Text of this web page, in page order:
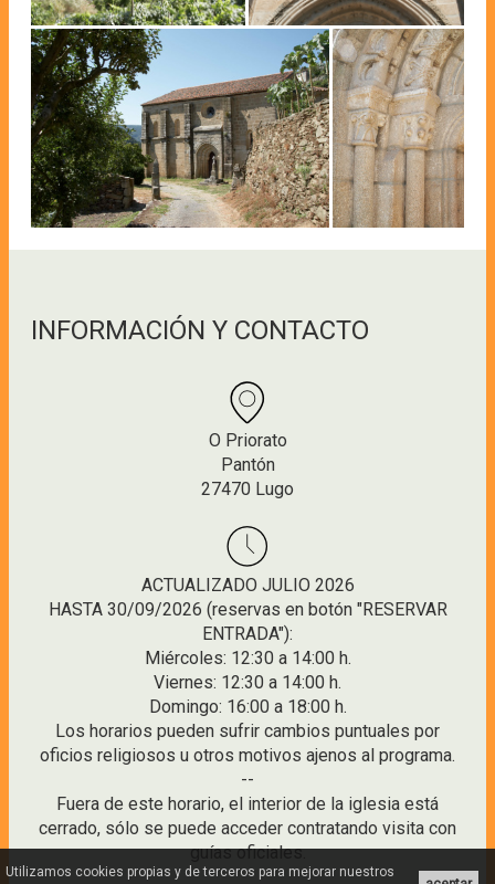
INFORMACIÓN Y CONTACTO
O Priorato
Pantón
27470 Lugo
ACTUALIZADO JULIO 2026
HASTA 30/09/2026 (reservas en botón "RESERVAR
ENTRADA"):
Miércoles: 12:30 a 14:00 h.
Viernes: 12:30 a 14:00 h.
Domingo: 16:00 a 18:00 h.
Los horarios pueden sufrir cambios puntuales por
oficios religiosos u otros motivos ajenos al programa.
--
Fuera de este horario, el interior de la iglesia está
cerrado, sólo se puede acceder contratando visita con
guías oficiales.
Utilizamos cookies propias y de terceros para mejorar nuestros